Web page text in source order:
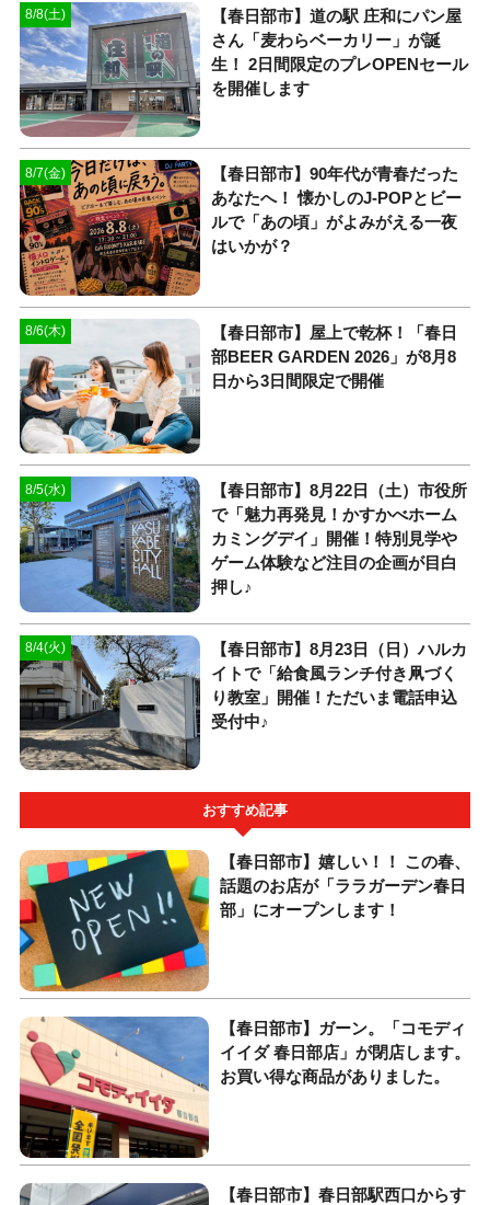
8/8(土)
【春日部市】道の駅 庄和にパン屋
さん「麦わらベーカリー」が誕
生！ 2日間限定のプレOPENセール
を開催します
8/7(金)
【春日部市】90年代が青春だった
あなたへ！ 懐かしのJ-POPとビー
ルで「あの頃」がよみがえる一夜
はいかが？
8/6(木)
【春日部市】屋上で乾杯！「春日
部BEER GARDEN 2026」が8月8
日から3日間限定で開催
8/5(水)
【春日部市】8月22日（土）市役所
で「魅力再発見！かすかべホーム
カミングデイ」開催！特別見学や
ゲーム体験など注目の企画が目白
押し♪
8/4(火)
【春日部市】8月23日（日）ハルカ
イトで「給食風ランチ付き凧づく
り教室」開催！ただいま電話申込
受付中♪
おすすめ記事
【春日部市】嬉しい！！ この春、
話題のお店が「ララガーデン春日
部」にオープンします！
【春日部市】ガーン。「コモディ
イイダ 春日部店」が閉店します。
お買い得な商品がありました。
【春日部市】春日部駅西口からす